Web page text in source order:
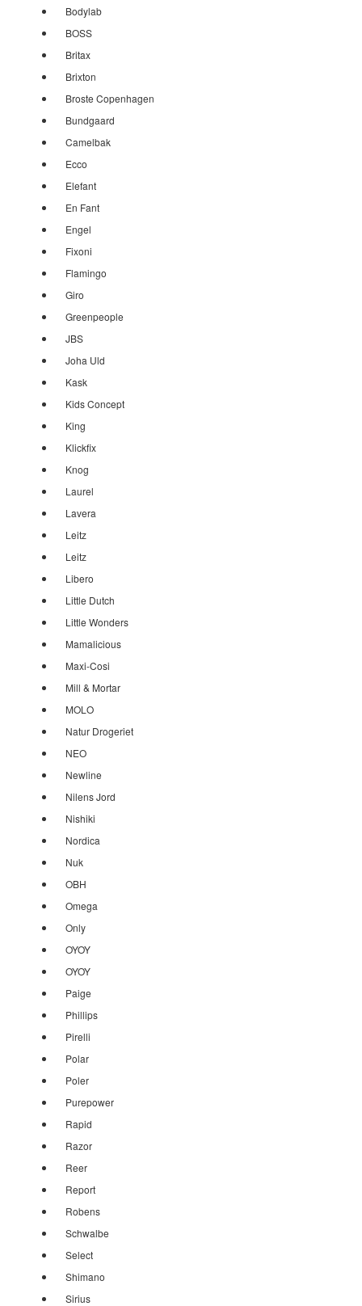
Bodylab
BOSS
Britax
Brixton
Broste Copenhagen
Bundgaard
Camelbak
Ecco
Elefant
En Fant
Engel
Fixoni
Flamingo
Giro
Greenpeople
JBS
Joha Uld
Kask
Kids Concept
King
Klickfix
Knog
Laurel
Lavera
Leitz
Leitz
Libero
Little Dutch
Little Wonders
Mamalicious
Maxi-Cosi
Mill & Mortar
MOLO
Natur Drogeriet
NEO
Newline
Nilens Jord
Nishiki
Nordica
Nuk
OBH
Omega
Only
OYOY
OYOY
Paige
Phillips
Pirelli
Polar
Poler
Purepower
Rapid
Razor
Reer
Report
Robens
Schwalbe
Select
Shimano
Sirius